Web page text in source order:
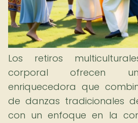
Los retiros
corporal ofrecen
enriquecedora que
de danzas tradicionales
con un enfoque en la